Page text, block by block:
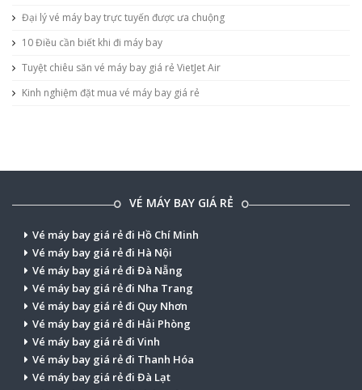
Đại lý vé máy bay trực tuyến được ưa chuộng
10 Điều cần biết khi đi máy bay
Tuyệt chiêu săn vé máy bay giá rẻ VietJet Air
Kinh nghiệm đặt mua vé máy bay giá rẻ
VÉ MÁY BAY GIÁ RẺ
Vé máy bay giá rẻ đi Hồ Chí Minh
Vé máy bay giá rẻ đi Hà Nội
Vé máy bay giá rẻ đi Đà Nẵng
Vé máy bay giá rẻ đi Nha Trang
Vé máy bay giá rẻ đi Quy Nhơn
Vé máy bay giá rẻ đi Hải Phòng
Vé máy bay giá rẻ đi Vinh
Vé máy bay giá rẻ đi Thanh Hóa
Vé máy bay giá rẻ đi Đà Lạt